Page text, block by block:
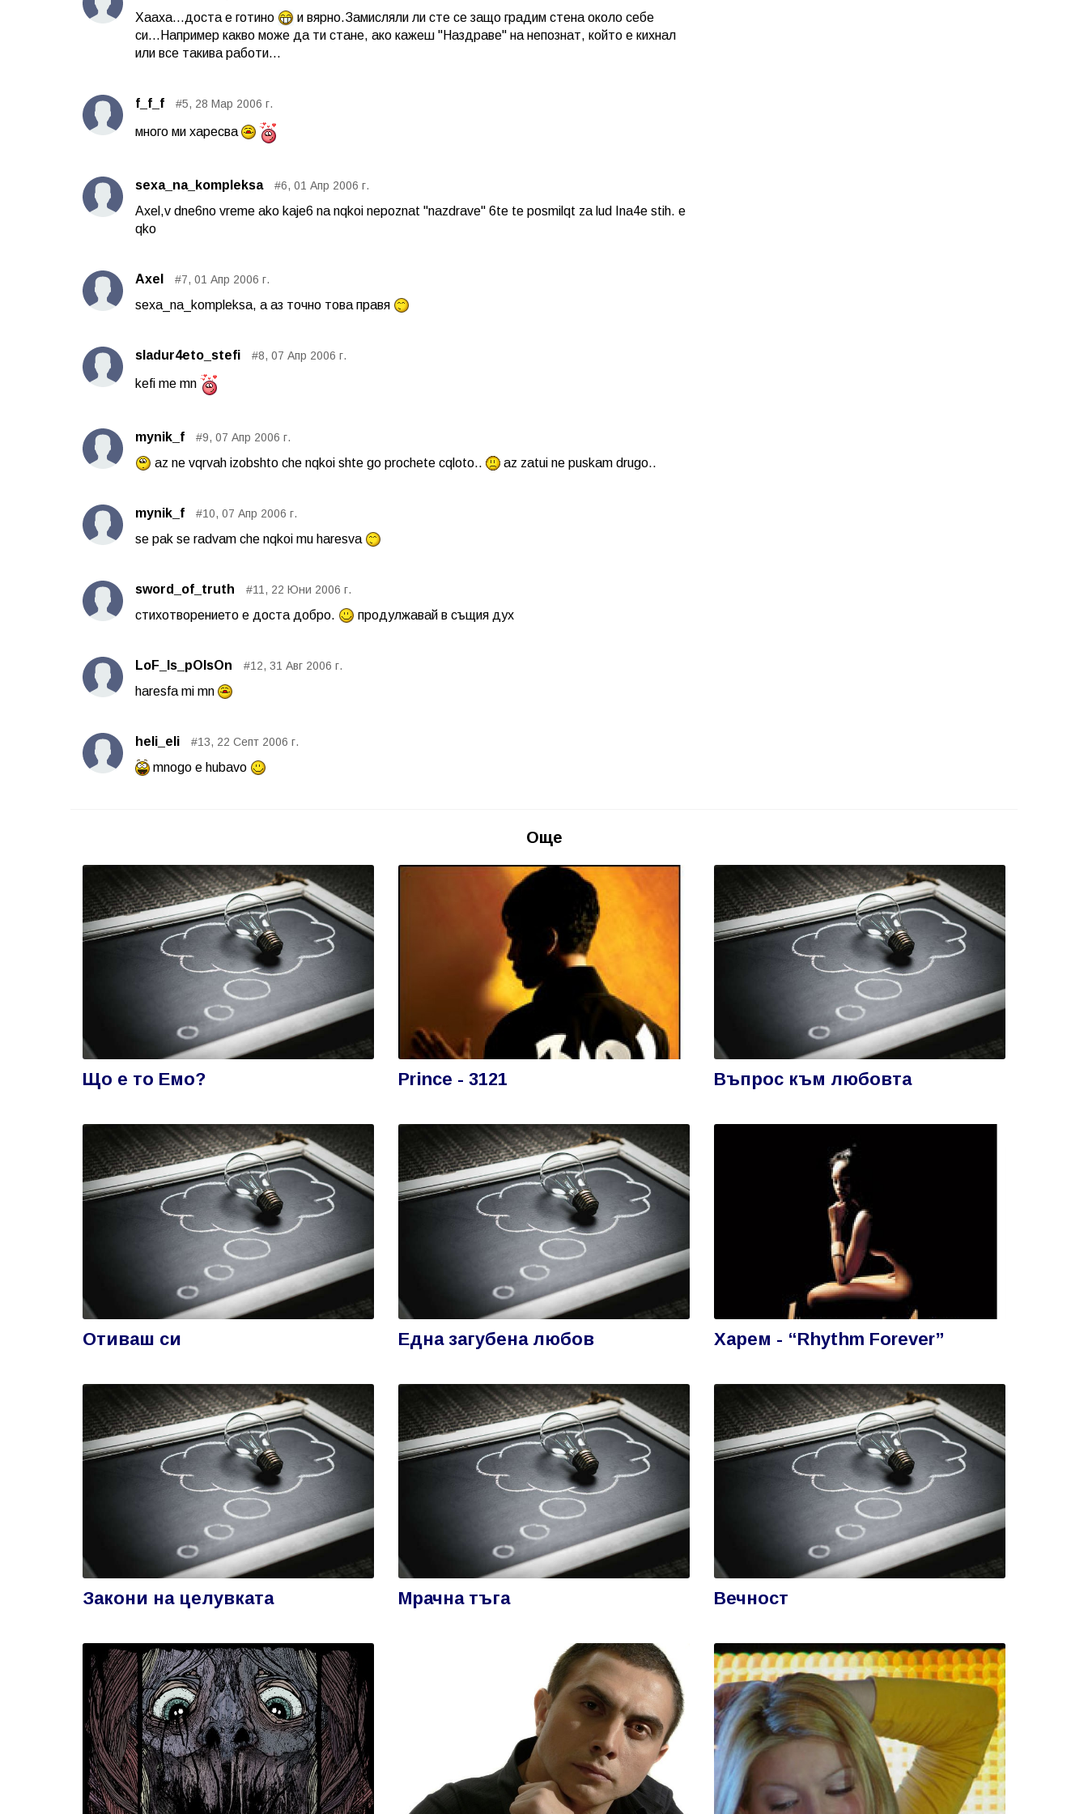
Хааха...доста е готино
и вярно.Замисляли ли сте се защо градим стена около себе
си...Например какво може да ти стане, ако кажеш "Наздраве" на непознат, който е кихнал
или все такива работи...
f_f_f #5, 28 Мар 2006 г.
много ми харесва
sexa_na_kompleksa #6, 01 Апр 2006 г.
Axel,v dne6no vreme ako kaje6 na nqkoi nepoznat "nazdrave" 6te te posmilqt za lud Ina4e stih. e
qko
Axel #7, 01 Апр 2006 г.
sexa_na_kompleksa, а аз точно това правя
sladur4eto_stefi #8, 07 Апр 2006 г.
kefi me mn
mynik_f #9, 07 Апр 2006 г.
az ne vqrvah izobshto che nqkoi shte go prochete cqloto.. az zatui ne puskam drugo..
mynik_f #10, 07 Апр 2006 г.
se pak se radvam che nqkoi mu haresva
sword_of_truth #11, 22 Юни 2006 г.
стихотворението е доста добро. продулжавай в същия дух
LoF_Is_pOIsOn #12, 31 Авг 2006 г.
haresfa mi mn
heli_eli #13, 22 Септ 2006 г.
mnogo e hubavo
Още
Що е то Емо? Prince - 3121 Въпрос към любовта
Отиваш си Eдна загубена любов Харем - “Rhythm Forever”
Закони на целувката Мрачна тъга Вечност